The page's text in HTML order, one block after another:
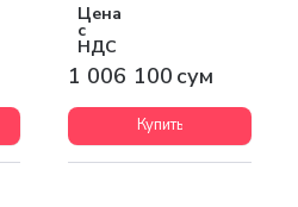
Цена
с
НДС
1 006 100 сум
Купить